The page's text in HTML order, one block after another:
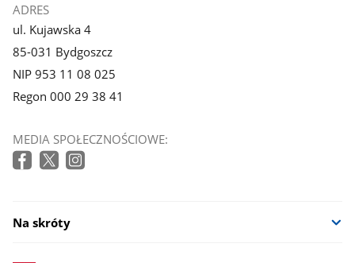
ADRES
ul. Kujawska 4
85-031 Bydgoszcz
NIP 953 11 08 025
Regon 000 29 38 41
MEDIA SPOŁECZNOŚCIOWE:
Na skróty